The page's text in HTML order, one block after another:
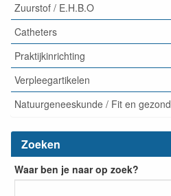
Zuurstof / E.H.B.O
Catheters
Praktijkinrichting
Verpleegartikelen
Natuurgeneeskunde / Fit en gezond
Zoeken
Waar ben je naar op zoek?